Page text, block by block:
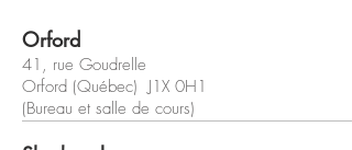
Orford
41, rue Goudrelle
Orford (Québec) J1X 0H1
(Bureau et salle de cours)